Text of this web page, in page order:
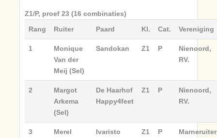
Z1/P, proef 23 (16 combinaties)
Rang
Ruiter Paard Kl. Cat. Vereniging
1
Monique
Van der
Meij (Sel)
Sandokan Z1 P
Nienoord,
RV.
2
Margot
Arkema
(Sel)
De Haarhof
Happy4feet
Z1 P
Nienoord,
RV.
3
Merel
Ivaristo Z1 P